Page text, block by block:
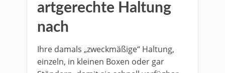
artgerechte Haltung
nach
Ihre damals „zweckmäßige“ Haltung,
einzeln, in kleinen Boxen oder gar